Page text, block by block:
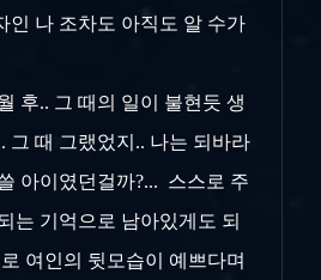
인 나 조차도 아직도 알 수가
후.. 그 때의 일이 불현듯 생
그 때 그랬었지.. 나는 되바라
아이였던걸까?... 스스로 주
는 기억으로 남아있게도 되
여인의 뒷모습이 예쁘다며